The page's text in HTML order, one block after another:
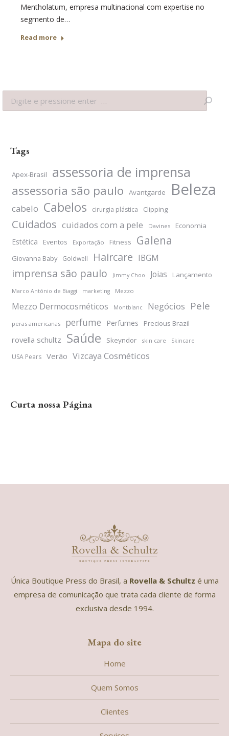
Mentholatum, empresa multinacional com expertise no
segmento de…
Read more
Search:
Tags
Apex-Brasil assessoria de imprensa
assessoria são paulo Avantgarde Beleza
cabelo Cabelos cirurgia plástica Clipping
Cuidados cuidados com a pele Davines Economia
Estética Eventos Exportação Fitness Galena
Giovanna Baby Goldwell Haircare IBGM
imprensa são paulo Jimmy Choo Joias Lançamento
Marco Antônio de Biaggi marketing Mezzo
Mezzo Dermocosméticos Montblanc Negócios Pele
peras americanas perfume Perfumes Precious Brazil
rovella schultz Saúde Skeyndor skin care Skincare
USA Pears Verão Vizcaya Cosméticos
Curta nossa Página
Única Boutique Press do Brasil, a Rovella & Schultz é uma
empresa de comunicação que trata cada cliente de forma
exclusiva desde 1994.
Mapa do site
Home
Quem Somos
Clientes